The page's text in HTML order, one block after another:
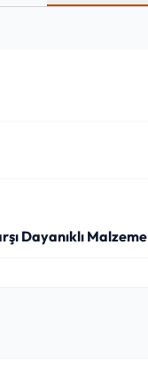
Dayanıklı Malzeme